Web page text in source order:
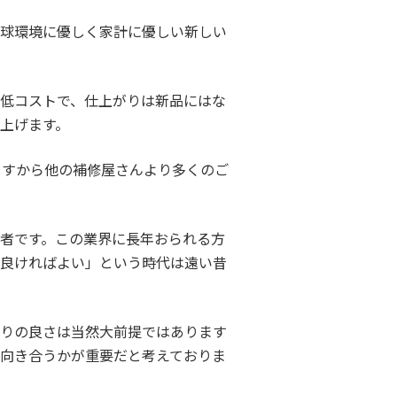
環境に優しく家計に優しい新しい
コストで、仕上がりは新品にはな
げます。
から他の補修屋さんより多くのご
です。この業界に長年おられる方
ければよい」という時代は遠い昔
の良さは当然大前提ではあります
き合うかが重要だと考えておりま